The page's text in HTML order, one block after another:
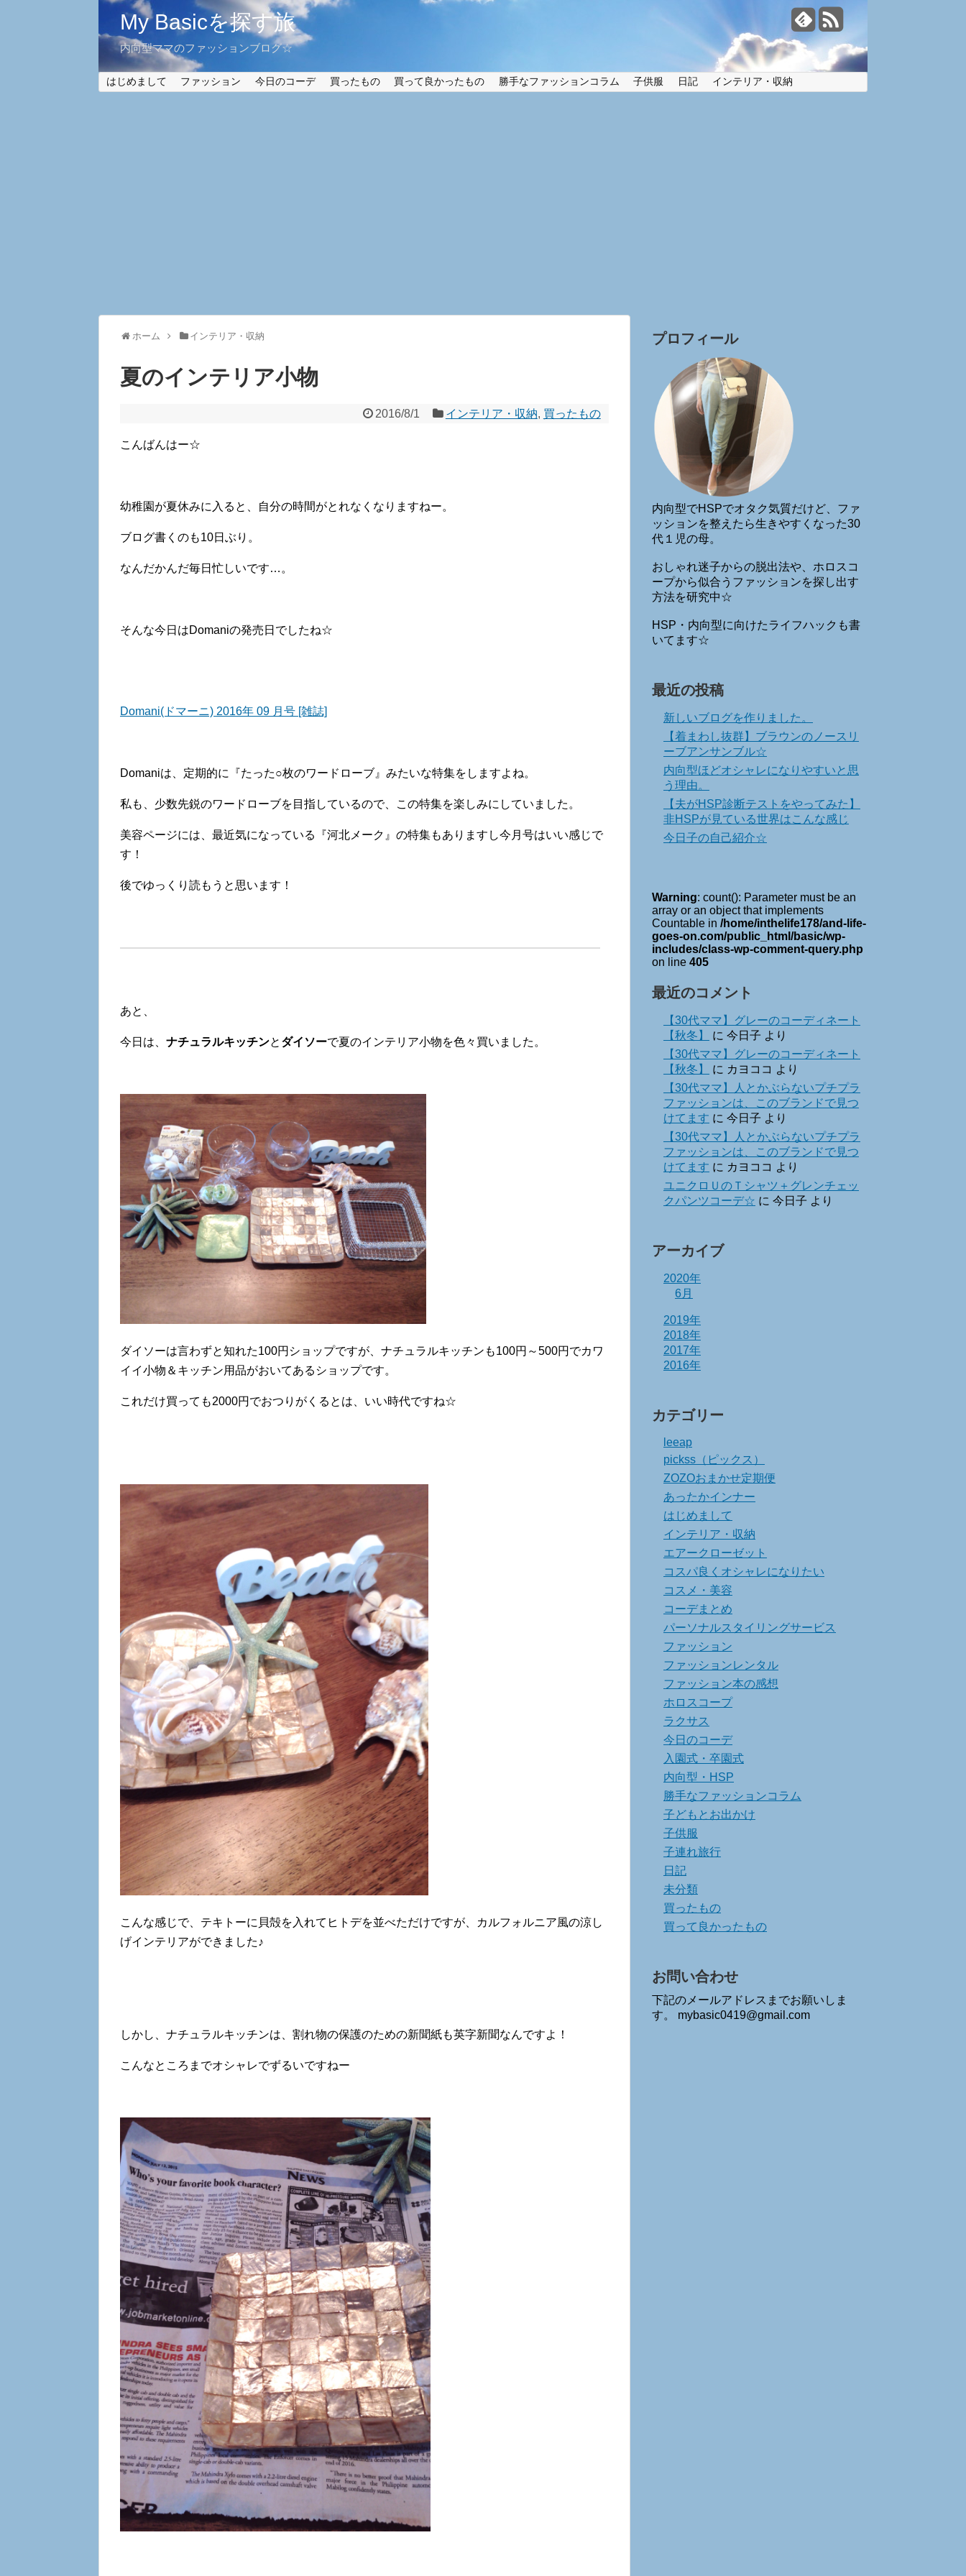
My Basicを探す旅
内向型ママのファッションブログ☆
はじめまして ファッション 今日のコーデ 買ったもの 買って良かったもの 勝手なファッションコラム 子供服 日記 インテリア・収納
ホーム インテリア・収納
夏のインテリア小物
2016/8/1 インテリア・収納, 買ったもの
こんばんはー☆
幼稚園が夏休みに入ると、自分の時間がとれなくなりますねー。
ブログ書くのも10日ぶり。
なんだかんだ毎日忙しいです…。
そんな今日はDomaniの発売日でしたね☆
Domani(ドマーニ) 2016年 09 月号 [雑誌]
Domaniは、定期的に『たった○枚のワードローブ』みたいな特集をしますよね。
私も、少数先鋭のワードローブを目指しているので、この特集を楽しみにしていました。
美容ページには、最近気になっている『河北メーク』の特集もありますし今月号はいい感じで
す！
後でゆっくり読もうと思います！
あと、
今日は、 ナチュラルキッチンと ダイソーで夏のインテリア小物を色々買いました。
ダイソーは言わずと知れた100円ショップですが、ナチュラルキッチンも100円～500円でカワ
イイ小物＆キッチン用品がおいてあるショップです。
これだけ買っても2000円でおつりがくるとは、いい時代ですね☆
こんな感じで、テキトーに貝殻を入れてヒトデを並べただけですが、カルフォルニア風の涼し
げインテリアができました♪
しかし、ナチュラルキッチンは、割れ物の保護のための新聞紙も英字新聞なんですよ！
こんなところまでオシャレでずるいですねー
プロフィール
内向型でHSPでオタク気質だけど、ファ
ッションを整えたら生きやすくなった30
代１児の母。
おしゃれ迷子からの脱出法や、ホロスコ
ープから似合うファッションを探し出す
方法を研究中☆
HSP・内向型に向けたライフハックも書
いてます☆
最近の投稿
新しいブログを作りました。
【着まわし抜群】ブラウンのノースリ
ーブアンサンブル☆
内向型ほどオシャレになりやすいと思
う理由。
【夫がHSP診断テストをやってみた】
非HSPが見ている世界はこんな感じ
今日子の自己紹介☆
Warning: count(): Parameter must be an
array or an object that implements
Countable in /home/inthelife178/and-life-
goes-on.com/public_html/basic/wp-
includes/class-wp-comment-query.php
on line 405
最近のコメント
【30代ママ】グレーのコーディネート
【秋冬】
に 今日子 より
【30代ママ】グレーのコーディネート
【秋冬】
に カヨココ より
【30代ママ】人とかぶらないプチプラ
ファッションは、このブランドで見つ
けてます に 今日子 より
【30代ママ】人とかぶらないプチプラ
ファッションは、このブランドで見つ
けてます に カヨココ より
ユニクロＵのＴシャツ＋グレンチェッ
クパンツコーデ☆ に 今日子 より
アーカイブ
2020年
6月
2019年
2018年
2017年
2016年
カテゴリー
leeap
pickss（ピックス）
ZOZOおまかせ定期便
あったかインナー
はじめまして
インテリア・収納
エアークローゼット
コスパ良くオシャレになりたい
コスメ・美容
コーデまとめ
パーソナルスタイリングサービス
ファッション
ファッションレンタル
ファッション本の感想
ホロスコープ
ラクサス
今日のコーデ
入園式・卒園式
内向型・HSP
勝手なファッションコラム
子どもとお出かけ
子供服
子連れ旅行
日記
未分類
買ったもの
買って良かったもの
お問い合わせ
下記のメールアドレスまでお願いしま
す。 mybasic0419@gmail.com